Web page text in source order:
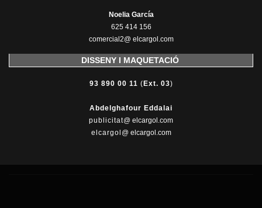
Noelia García
625 414 156
comercial2@ elcargol.com
DISSENY I MAQUETACIÓ
93 890 00 11 ( Ext. 03)
Abdelghafour Eddalai
publicitat@ elcargol.com
elcargol @ elcargol.com